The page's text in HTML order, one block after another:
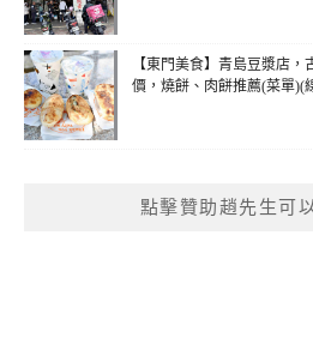
【東門美食】青島豆漿店
價，燒餅、肉餅推薦(菜單)(
點擊贊助趙先生可